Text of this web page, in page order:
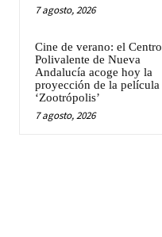
7 agosto, 2026
Cine de verano: el Centro
Polivalente de Nueva
Andalucía acoge hoy la
proyección de la película
‘Zootrópolis’
7 agosto, 2026